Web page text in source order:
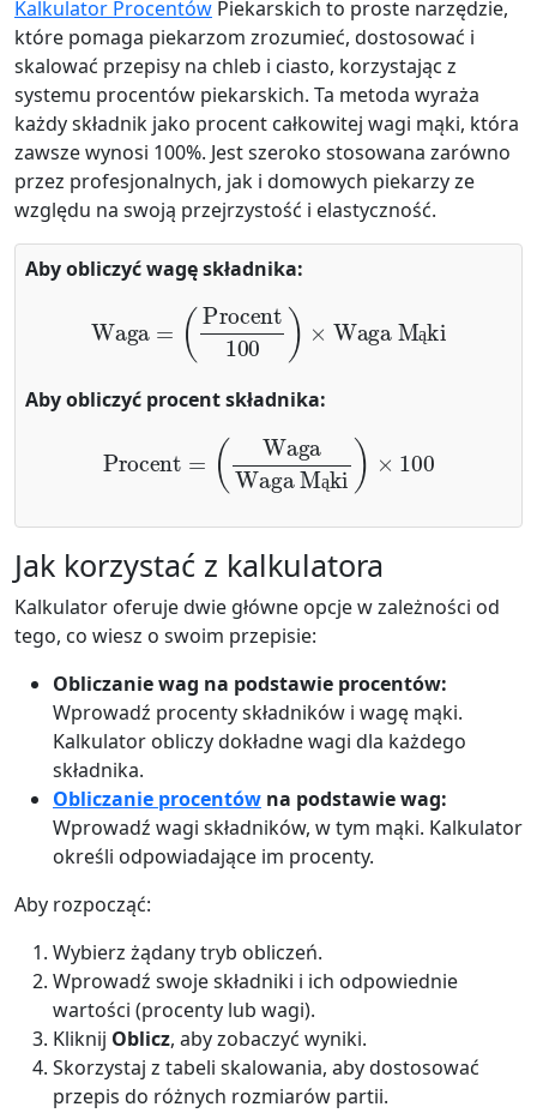
Kalkulator Procentów Piekarskich to proste narzędzie,
które pomaga piekarzom zrozumieć, dostosować i
skalować przepisy na chleb i ciasto, korzystając z
systemu procentów piekarskich. Ta metoda wyraża
każdy składnik jako procent całkowitej wagi mąki, która
zawsze wynosi 100%. Jest szeroko stosowana zarówno
przez profesjonalnych, jak i domowych piekarzy ze
względu na swoją przejrzystość i elastyczność.
Aby obliczyć wagę składnika:
ą
Procent100
Aby obliczyć procent składnika:
ą
Waga Waga Mąki
Jak korzystać z kalkulatora
Kalkulator oferuje dwie główne opcje w zależności od
tego, co wiesz o swoim przepisie:
Obliczanie wag na podstawie procentów:
Wprowadź procenty składników i wagę mąki.
Kalkulator obliczy dokładne wagi dla każdego
składnika.
Obliczanie procentów na podstawie wag:
Wprowadź wagi składników, w tym mąki. Kalkulator
określi odpowiadające im procenty.
Aby rozpocząć:
Wybierz żądany tryb obliczeń.
Wprowadź swoje składniki i ich odpowiednie
wartości (procenty lub wagi).
Kliknij Oblicz, aby zobaczyć wyniki.
Skorzystaj z tabeli skalowania, aby dostosować
przepis do różnych rozmiarów partii.